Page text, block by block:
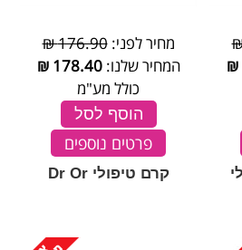
₪
מחיר לפני:176.90 ₪
המחיר שלנו:178.40
₪
כולל מע"מ
הוסף לסל
פרטים נוספים
קרם טיפולי Dr Or